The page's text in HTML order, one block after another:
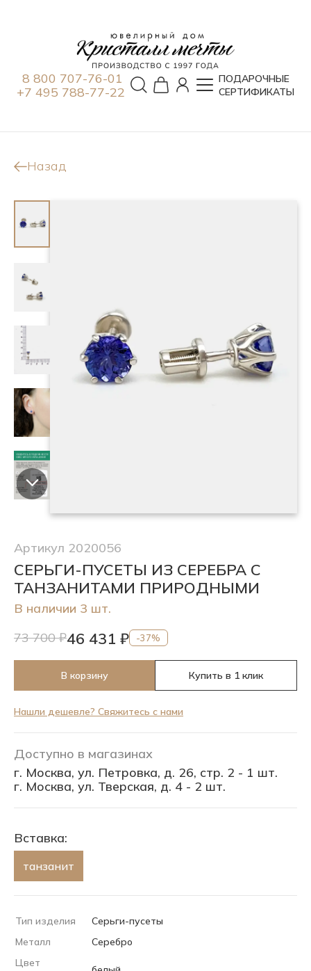
8 800 707-76-01
+7 495 788-77-22
ПОДАРОЧНЫЕ
СЕРТИФИКАТЫ
Назад
Артикул 2020056
СЕРЬГИ-ПУСЕТЫ ИЗ СЕРЕБРА С
ТАНЗАНИТАМИ ПРИРОДНЫМИ
В наличии 3 шт.
73 700 ₽46 431 ₽ -37%
В корзину Купить в 1 клик
Нашли дешевле? Свяжитесь с нами
Доступно в магазинах
г. Москва, ул. Петровка, д. 26, стр. 2 - 1 шт.
г. Москва, ул. Тверская, д. 4 - 2 шт.
Вставка:
танзанит
Тип изделия
Серьги-пусеты
Металл
Серебро
Цвет